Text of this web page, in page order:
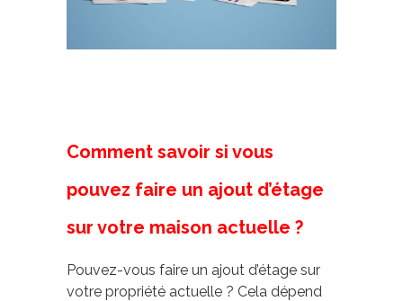
Comment savoir si vous
pouvez faire un ajout d’étage
sur votre maison actuelle ?
Pouvez-vous faire un ajout d’étage sur
votre propriété actuelle ? Cela dépend